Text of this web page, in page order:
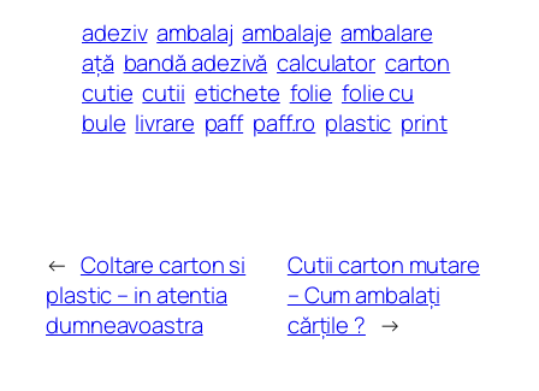
adeziv ambalaj ambalaje ambalare
ață bandă adezivă calculator carton
cutie cutii etichete folie folie cu
bule livrare paff paff.ro plastic print
← Coltare carton si
plastic – in atentia
dumneavoastra
Cutii carton mutare
– Cum ambalaţi
cărţile ? →